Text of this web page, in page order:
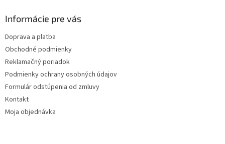
Informácie pre vás
Doprava a platba
Obchodné podmienky
Reklamačný poriadok
Podmienky ochrany osobných údajov
Formulár odstúpenia od zmluvy
Kontakt
Moja objednávka